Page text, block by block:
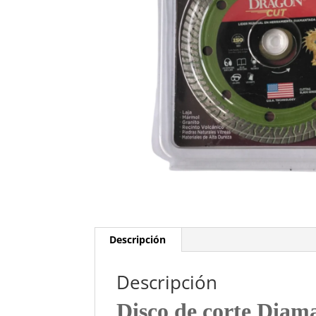
Descripción
Descripción